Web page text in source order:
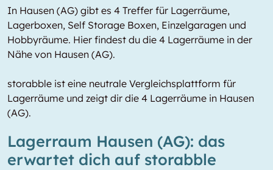
In Hausen (AG) gibt es 4 Treffer für Lagerräume,
Lagerboxen, Self Storage Boxen, Einzelgaragen und
Hobbyräume. Hier findest du die 4 Lagerräume in der
Nähe von Hausen (AG).
storabble ist eine neutrale Vergleichsplattform für
Lagerräume und zeigt dir die 4 Lagerräume in Hausen
(AG).
Lagerraum Hausen (AG): das
erwartet dich auf storabble